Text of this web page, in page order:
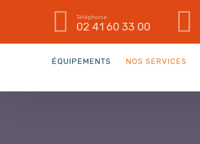
Téléphone
02 41 60 33 00
ÉQUIPEMENTS NOS SERVICES